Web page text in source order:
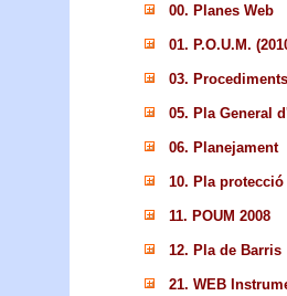
00. Planes Web
01. P.O.U.M.
03.
05. Pla General
06. Planejament
10. Pla
11. POUM 2008
12. Pla de Barris
21. WEB